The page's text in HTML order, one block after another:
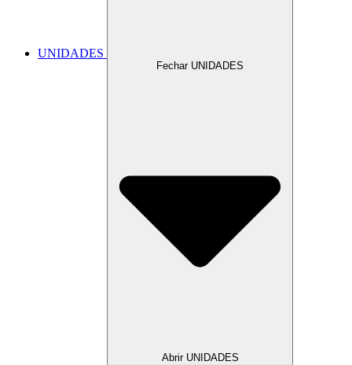
UNIDADES
Fechar UNIDADES
Abrir UNIDADES